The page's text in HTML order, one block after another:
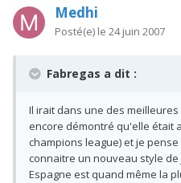
Medhi
Posté(e) le 24 juin 2007
Fabregas a dit :
Il irait dans une des
encore démontré qu'elle était
champions league) et je
connaitre un nouveau style
Espagne est quand même la